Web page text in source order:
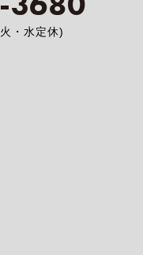
・水定休)